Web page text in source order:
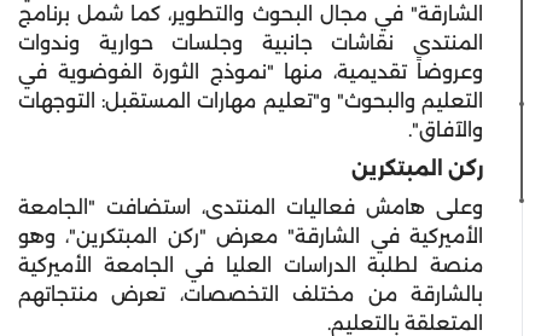
الشارقة" في مجال البحوث والتطوير، كما شمل برنامج
المنتدى نقاشات جانبية وجلسات حوارية وندوات
وعروضاً تقديمية، منها "نموذج الثورة الفوضوية في
التعليم والبحوث" و"تعليم مهارات المستقبل: التوجهات
والآفاق".
ركن المبتكرين
وعلى هامش فعاليات المنتدى، استضافت "الجامعة
الأميركية في الشارقة" معرض "ركن المبتكرين"، وهو
منصة لطلبة الدراسات العليا في الجامعة
الأميركية
بالشارقة من مختلف التخصصات، تعرض منتجاتهم
المتعلقة بالتعليم.